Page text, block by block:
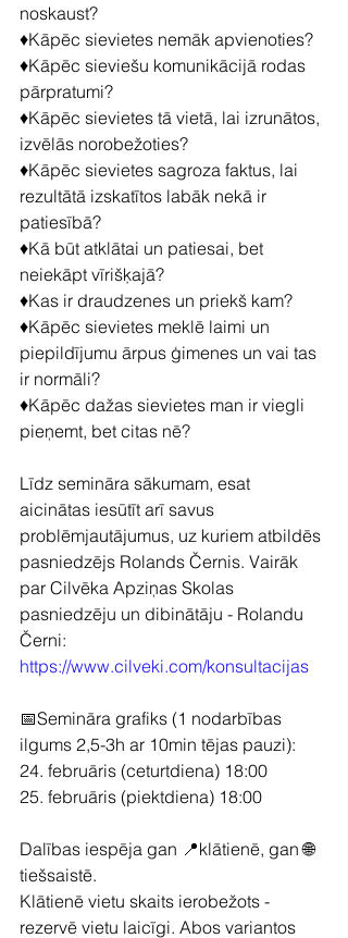
noskaust?
♦️Kāpēc sievietes nemāk apvienoties?
♦️Kāpēc sieviešu komunikācijā rodas
pārpratumi?
♦️Kāpēc sievietes tā vietā, lai izrunātos,
izvēlās norobežoties?
♦️Kāpēc sievietes sagroza faktus, lai
rezultātā izskatītos labāk nekā ir
patiesībā?
♦️Kā būt atklātai un patiesai, bet
neiekāpt vīrišķajā?
♦️Kas ir draudzenes un priekš kam?
♦️Kāpēc sievietes meklē laimi un
piepildījumu ārpus ģimenes un vai tas
ir normāli?
♦️Kāpēc dažas sievietes man ir viegli
pieņemt, bet citas nē?
Līdz semināra sākumam, esat
aicinātas iesūtīt arī savus
problēmjautājumus, uz kuriem atbildēs
pasniedzējs Rolands Černis. Vairāk
par Cilvēka Apziņas Skolas
pasniedzēju un dibinātāju - Rolandu
Černi:
https://www.cilveki.com/konsultacijas
📅Semināra grafiks (1 nodarbības
ilgums 2,5-3h ar 10min tējas pauzi):
24. februāris (ceturtdiena) 18:00
25. februāris (piektdiena) 18:00
Dalības iespēja gan 📍klātienē, gan 🌐
tiešsaistē.
Klātienē vietu skaits ierobežots -
rezervē vietu laicīgi. Abos variantos